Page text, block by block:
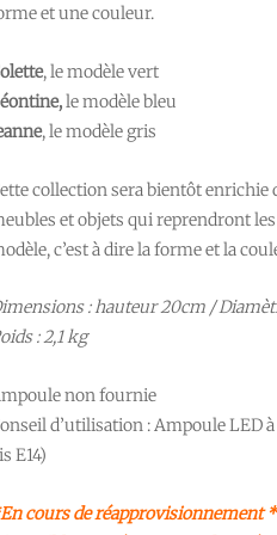
et une couleur.
, le modèle vert
le modèle bleu
, le modèle gris
collection sera bientôt enrichie
et objets qui reprendront les
c’est à dire la forme et la
: hauteur 20cm /
: 2,1 kg
non fournie
d’utilisation : Ampoule LED
E14)
cours de réapprovisionnement *